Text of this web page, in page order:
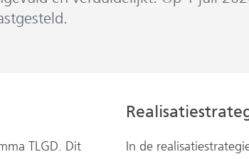
TLGD. Dit
In de